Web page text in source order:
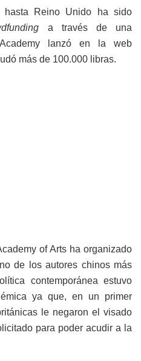
hasta Reino Unido ha sido
a través de una
lanzó en la web
más de 100.000 libras.
of Arts ha organizado
de los autores chinos más
contemporánea estuvo
ya que, en un primer
le negaron el visado
para poder acudir a la